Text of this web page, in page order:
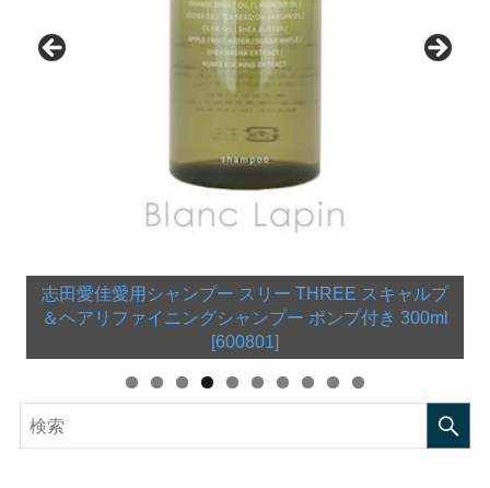
【中古】タオル・手ぬぐい(女性) 欅坂46 ツアー箱推
しマフラータオル 「欅坂46 全国ツアー2017 真っ白
なものは汚したくなる」
欅坂461st Anniversary ペンライト（スティックライ
ト）【新品】
菅井友香愛用サプリ ジャパンアルジェ 海洋深層水ス
ピルリナブレンド スピルリナ100％ 2200粒
志田愛佳愛用シャンプー スリー THREE スキャルプ
＆ヘアリファイニングシャンプー ポンプ付き 300ml
[600801]
志田愛佳愛用コンディショナー スリー THREE スキ
ャルプ＆ヘアリファイニングコンディショナー 200g
[600818]
守屋茜愛用バスソルト 【KNEIPP(クナイプ)】バスソ
ルト ワコルダー＜杜松＞の香り 850g
守屋茜愛用バスオイル ポール・シェリー PAUL
SCERRI シルエット リラクシング バスオイ
ル 150mL【ポールシェリー バスオイル】
守屋茜愛用ボディスクラブ シリーズ ラリン ボディ
スクラブ ムスク 500g【人気】【最安値に挑戦】
【Laline】【ボディスクラブ】
土生瑞穂使用チーク 花王ソフィーナ AUBE couture
オーブクチュール ぽんぽんチーク オレンジ 433
欅坂46 新衣装の靴 Dr.Martens1460 8HOLE
BOOT SMOOTH BLACK【レースアップブーツ】
0